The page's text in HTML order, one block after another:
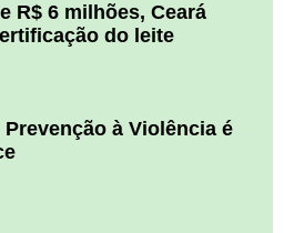
R$ 6 milhões, Ceará
do leite
à Violência é